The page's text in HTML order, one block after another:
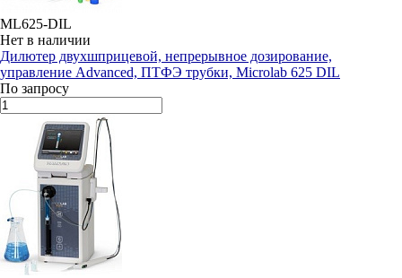
ML625-DIL
Нет в наличии
Дилютер двухшприцевой, непрерывное дозирование,
управление Advanced, ПТФЭ трубки, Microlab 625 DIL
По запросу